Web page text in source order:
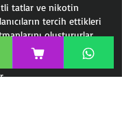
tatlar ve nikotin
tercih ettikleri
oluştururlar.
veya nikotin satın
isteyen kullanıcılar için